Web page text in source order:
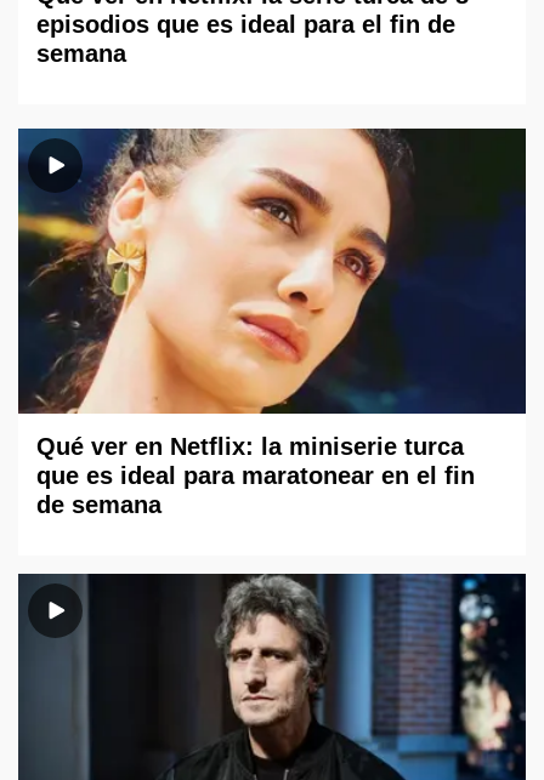
episodios que es ideal para el fin de
semana
Qué ver en Netflix: la miniserie turca
que es ideal para maratonear en el fin
de semana